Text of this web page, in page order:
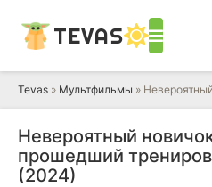
TEVAS
Tevas » Мультфильмы » Невероятный новичок
Невероятный
прошедший
(2024)